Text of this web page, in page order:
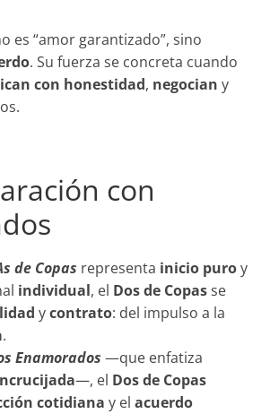
es “amor garantizado”, sino
. Su fuerza se concreta cuando
con honestidad, negocian y
con
de Copas representa inicio puroy
individual, el Dos de Copasse
ycontrato: del impulso a la
.
Enamorados —que enfatiza
—, el Dos de Copas
cotidiana y elacuerdo